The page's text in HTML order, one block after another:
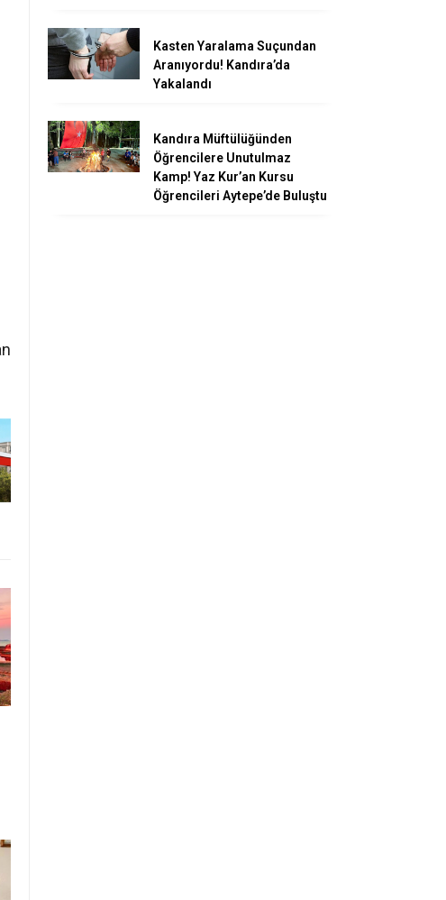
Kasten Yaralama Suçundan
Aranıyordu! Kandıra’da
Yakalandı
Kandıra Müftülüğünden
Öğrencilere Unutulmaz
Kamp! Yaz Kur’an Kursu
Öğrencileri Aytepe’de Buluştu